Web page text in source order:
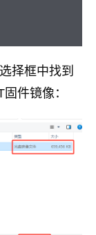
择框中找到
件镜像：